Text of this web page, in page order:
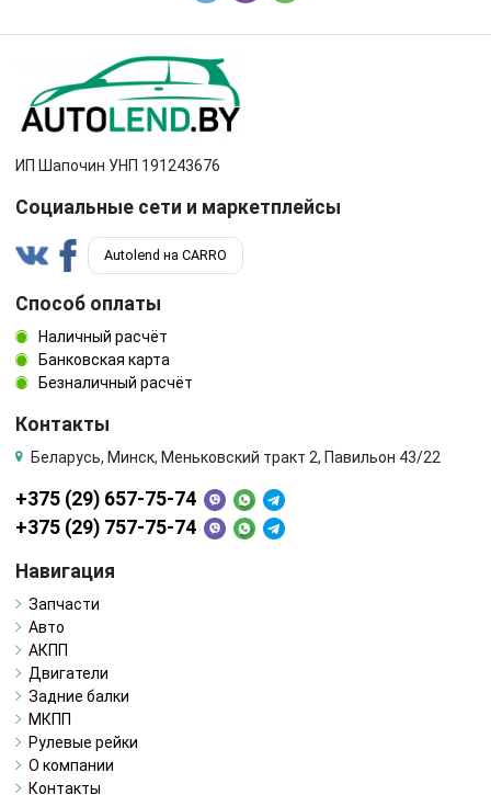
ИП Шапочин УНП 191243676
Социальные сети и маркетплейсы
Autolend на CARRO
Способ оплаты
Наличный расчёт
Банковская карта
Безналичный расчёт
Контакты
Беларусь, Минск, Меньковский тракт 2, Павильон 43/22
+375 (29) 657-75-74
+375 (29) 757-75-74
Навигация
Запчасти
Авто
АКПП
Двигатели
Задние балки
МКПП
Рулевые рейки
О компании
Контакты